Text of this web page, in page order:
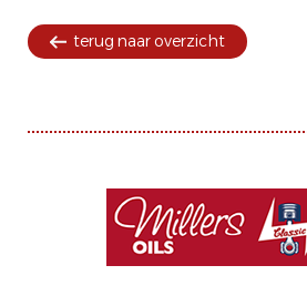
terug naar overzicht